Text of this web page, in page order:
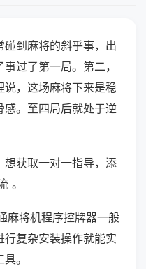
到麻将的斜乎事，出
过了第一局。第二，
，这场麻将下来是稳
感。至四局后就处于逆
想获取一对一指导，添
。
麻将机程序控牌器一般
复杂安装操作就能实
。